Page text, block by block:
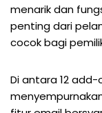
menarik dan
penting dari
cocok bagi
Di antara 12